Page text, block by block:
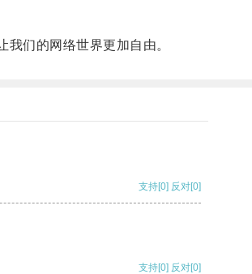
们的网络世界更加自由。
支持[0] 反对[0]
支持[0] 反对[0]